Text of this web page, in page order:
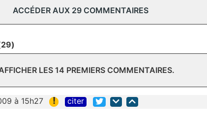
ACCÉDER AUX 29 COMMENTAIRES
LES 14 PREMIERS COMMENTAIRES.
à 15h27 ! citer